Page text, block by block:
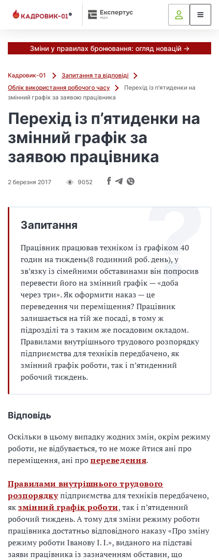
Зміни у правилах бронювання: огляд новацій →
Кадровик-01
Запитання та відповіді
Облік використання робочого часу
Перехід із п’ятиденки на
змінний графік за заявою працівника
Перехід із п’ятиденки на
змінний графік за
заявою працівника
2 березня 2017 9052
Запитання
Працівник працював техніком із графіком 40
годин на тиждень(8 годинний роб. день), у
зв’язку із сімейними обставинами він попросив
перевести його на змінний графік — «доба
через три». Як оформити наказ — це
переведення чи переміщення? Працівник
залишається на тій же посаді, в тому ж
підрозділі та з таким же посадовим окладом.
Правилами внутрішнього трудового розпорядку
підприємства для техніків передбачено, як
змінний графік роботи, так і п’ятиденний
робочий тиждень.
Відповідь
Оскільки в цьому випадку жодних змін, окрім режиму
роботи, не відбувається, то не може йтися ані про
переміщення, ані пропереведення.
Правилами внутрішнього трудового
розпорядкупідприємства для техніків передбачено,
якзмінний графік роботи, так і п’ятиденний
робочий тиждень. А тому для зміни режиму роботи
працівника достатньо відповідного наказу «Про зміну
режиму роботи Іванову І. І.», виданого на підставі
заяви працівника із зазначенням обставин, що